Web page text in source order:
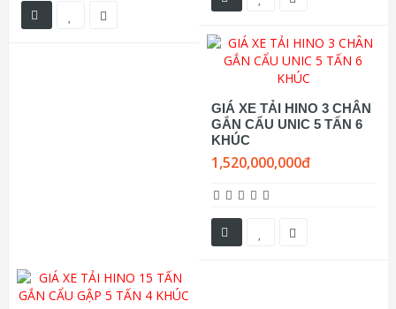
GIÁ XE TẢI HINO 3 CHÂN
GẮN CẨU UNIC 5 TẤN 6
KHÚC
1,520,000,000đ